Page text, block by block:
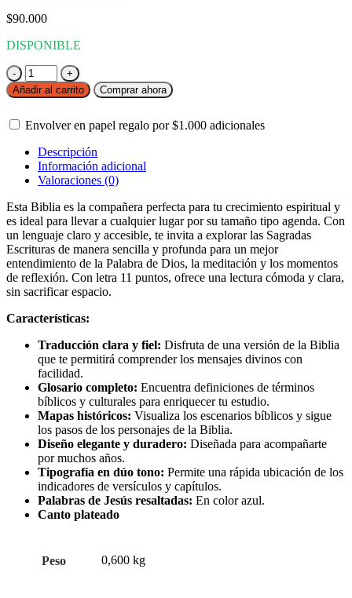
$90.000
DISPONIBLE
Biblia
TLA,
Tipo
Letra
Símil
Piel,
Bitono
cantidad
Añadir al carrito Comprar ahora
Envolver en papel regalo por$1.000 adicionales
Descripción
Información adicional
Valoraciones (0)
Esta Biblia es la compañera perfecta para tu crecimiento espiritual y
es ideal para llevar a cualquier lugar por su tamaño tipo agenda. Con
un lenguaje claro y accesible, te invita a explorar las Sagradas
Escrituras de manera sencilla y profunda para un mejor
entendimiento de la Palabra de Dios, la meditación y los momentos
de reflexión. Con letra 11 puntos, ofrece una lectura cómoda y clara,
sin sacrificar espacio.
Características:
Traducción clara y fiel: Disfruta de una versión de la Biblia
que te permitirá comprender los mensajes divinos con
facilidad.
Glosario completo: Encuentra definiciones de términos
bíblicos y culturales para enriquecer tu estudio.
Mapas históricos: Visualiza los escenarios bíblicos y sigue
los pasos de los personajes de la Biblia.
Diseño elegante y duradero: Diseñada para acompañarte
por muchos años.
Tipografía en dúo tono: Permite una rápida ubicación de los
indicadores de versículos y capítulos.
Palabras de Jesús resaltadas: En color azul.
Canto plateado
Peso 0,600 kg